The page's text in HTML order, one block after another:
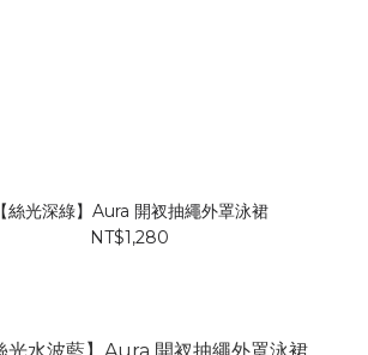
【絲光深綠】Aura 開衩抽繩外罩泳裙
NT$1,280